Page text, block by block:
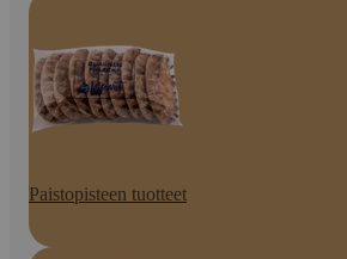
Paistopisteen tuotteet